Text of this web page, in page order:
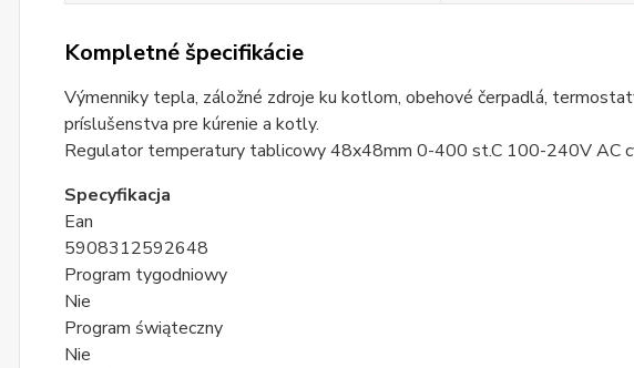
Kompletné špecifikácie
Výmenniky tepla, záložné zdroje ku kotlom, obehové čerpadlá,
príslušenstva pre kúrenie a kotly.
Regulator temperatury tablicowy 48x48mm 0-400 st.C 100-240V AC
Specyfikacja
Ean
5908312592648
Program tygodniowy
Nie
Program świąteczny
Nie